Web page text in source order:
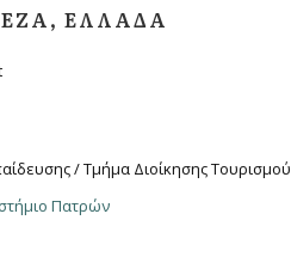
ΕΛΛΆΔΑ
/ Τμήμα Διοίκησης Τουρισμού
Πατρών